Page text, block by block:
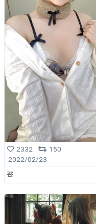
2332
150
2022/02/23
🧸